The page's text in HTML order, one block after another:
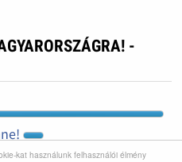
kat használunk felhasználói élmény
-